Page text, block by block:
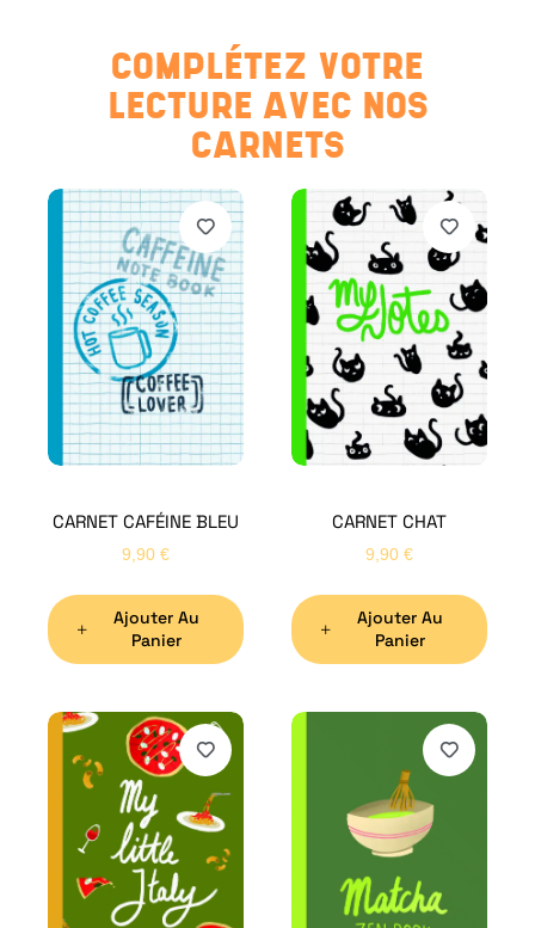
COMPLÉTEZ VOTRE
LECTURE AVEC NOS
CARNETS
CARNET CAFÉINE BLEU
9,90 €
Ajouter Au
Panier
CARNET CHAT
9,90 €
Ajouter Au
Panier